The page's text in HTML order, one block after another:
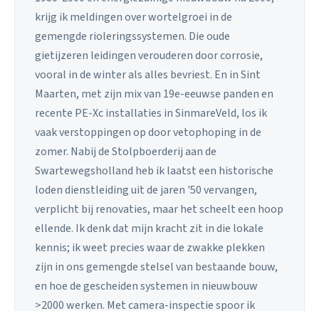
krijg ik meldingen over wortelgroei in de
gemengde rioleringssystemen. Die oude
gietijzeren leidingen verouderen door corrosie,
vooral in de winter als alles bevriest. En in Sint
Maarten, met zijn mix van 19e-eeuwse panden en
recente PE-Xc installaties in SinmareVeld, los ik
vaak verstoppingen op door vetophoping in de
zomer. Nabij de Stolpboerderij aan de
Swartewegsholland heb ik laatst een historische
loden dienstleiding uit de jaren '50 vervangen,
verplicht bij renovaties, maar het scheelt een hoop
ellende. Ik denk dat mijn kracht zit in die lokale
kennis; ik weet precies waar de zwakke plekken
zijn in ons gemengde stelsel van bestaande bouw,
en hoe de gescheiden systemen in nieuwbouw
>2000 werken. Met camera-inspectie spoor ik